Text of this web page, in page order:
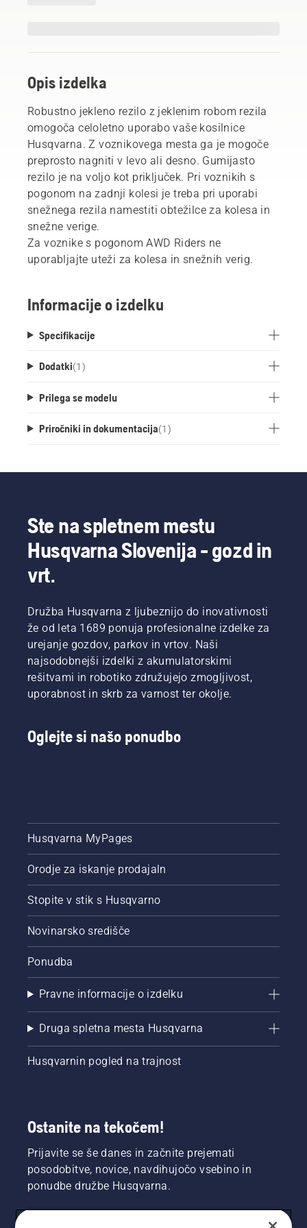
Opis izdelka
Robustno jekleno rezilo z jeklenim robom rezila
omogoča celoletno uporabo vaše kosilnice
Husqvarna. Z voznikovega mesta ga je mogoče
preprosto nagniti v levo ali desno. Gumijasto
rezilo je na voljo kot priključek. Pri voznikih s
pogonom na zadnji kolesi je treba pri uporabi
snežnega rezila namestiti obtežilce za kolesa in
snežne verige.
Za voznike s pogonom AWD Riders ne
uporabljajte uteži za kolesa in snežnih verig.
Informacije o izdelku
Specifikacije
Dodatki(1 )
Prilega se modelu
Priročniki in dokumentacija(1 )
Ste na spletnem mestu
Husqvarna Slovenija - gozd in
vrt.
Družba Husqvarna z ljubeznijo do inovativnosti
že od leta 1689 ponuja profesionalne izdelke za
urejanje gozdov, parkov in vrtov. Naši
najsodobnejši izdelki z akumulatorskimi
rešitvami in robotiko združujejo zmogljivost,
uporabnost in skrb za varnost ter okolje.
Oglejte si našo ponudbo
Husqvarna MyPages
Orodje za iskanje prodajaln
Stopite v stik s Husqvarno
Novinarsko središče
Ponudba
Pravne informacije o izdelku
Druga spletna mesta Husqvarna
Husqvarnin pogled na trajnost
Ostanite na tekočem!
Prijavite se še danes in začnite prejemati
posodobitve, novice, navdihujočo vsebino in
ponudbe družbe Husqvarna.